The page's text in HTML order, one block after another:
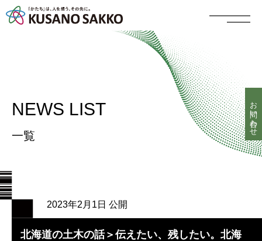
NEWS LIST
一覧
2023年2月1日 公開
北海道の土木の話＞伝えたい、残したい。北海
お問い合わせ